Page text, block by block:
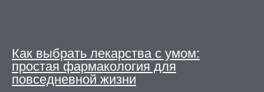
Как выбрать лекарства с умом:
простая фармакология для
повседневной жизни